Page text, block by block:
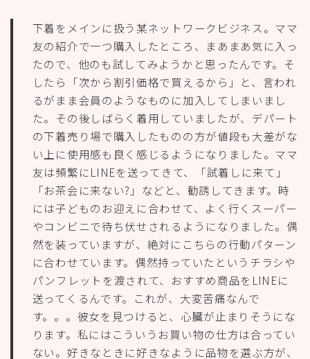
下着をメインに扱う某ネットワークビジネス。ママ
友の紹介で一つ購入したところ、まあまあ気に入っ
たので、他のも試してみようかと思ったんです。そ
したら「次から割引価格で買えるから」と、言われ
るがまま会員のようなものに加入してしまいまし
た。その後しばらく着用していましたが、デパート
の下着売り場で購入したものの方が値段も大差がな
い上に使用感も良く感じるようになりました。ママ
友は頻繁にLINEを送ってきて、「試着しに来て」
「お茶会に来ない?」などと、勧誘してきます。時
には子どものお迎えに合わせて、よく行くスーパー
やコンビニで待ち伏せされるようになりました。偶
然を装っていますが、絶対にこちらの行動パターン
に合わせています。偶然持っていたというチラシや
パンフレットを渡されて、おすすめ商品をLINEに
送ってくるんです。これが、大変苦痛なんで
す。。。彼女を見つけると、心臓が止まりそうにな
ります。私にはこういうお買い物の仕方は合ってい
ない。好きなときに好きなように品物を選ぶ方が、